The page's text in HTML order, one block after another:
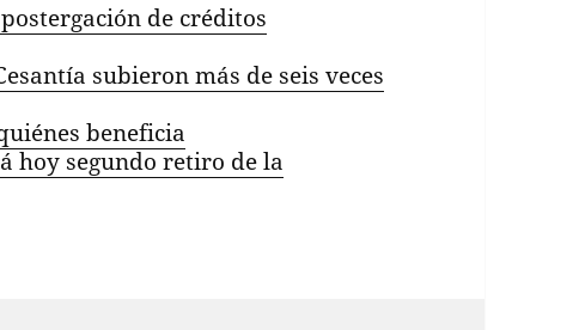
de créditos
subieron más de seis veces
beneficia
hoy segundo retiro de la